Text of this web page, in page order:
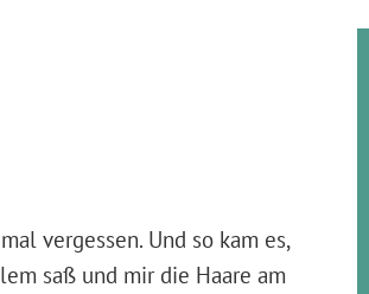
vergessen. Und so kam es,
saß und mir die Haare am